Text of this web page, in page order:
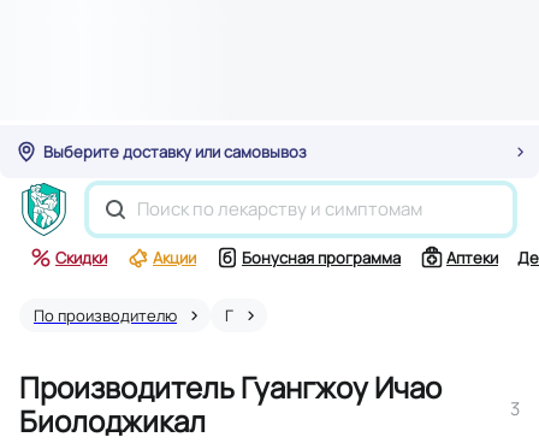
Выберите доставку или самовывоз
Скидки Акции Бонусная программа Аптеки
По производителю Г
Производитель Гуангжоу Ичао
Биолоджикал
3